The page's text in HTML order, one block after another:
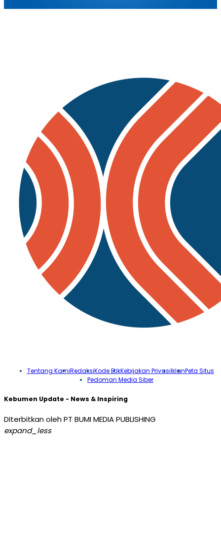
Tentang KamiRedaksiKode EtikKebijakan PrivasiIklanPeta Situs
Pedoman Media Siber
Kebumen Update - News & Inspiring
DIterbitkan oleh PT BUMI MEDIA PUBLISHING
expand_less